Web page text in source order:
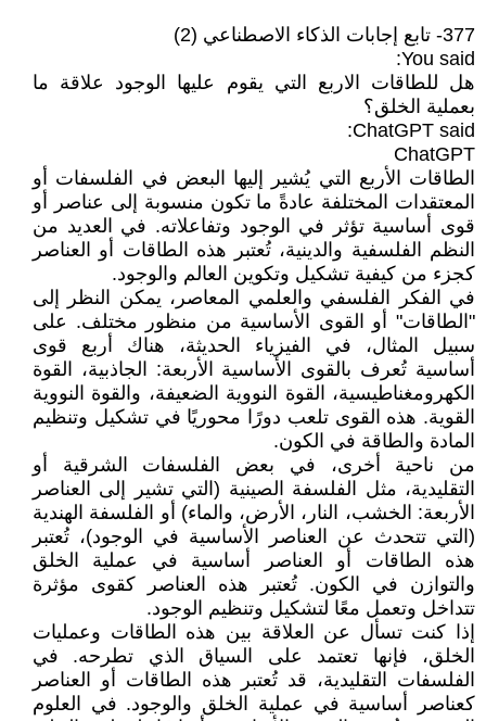
377- تابع إجابات الذكاء الاصطناعي (2)
You said:
هل للطاقات الاربع التي يقوم عليها الوجود علاقة ما
بعملية الخلق؟
ChatGPT said:
ChatGPT
الطاقات الأربع التي يُشير إليها البعض في الفلسفات أو
المعتقدات المختلفة عادةً ما تكون منسوبة إلى عناصر أو
قوى أساسية تؤثر في الوجود وتفاعلاته. في العديد من
النظم الفلسفية والدينية، تُعتبر هذه الطاقات أو العناصر
كجزء من كيفية تشكيل وتكوين العالم والوجود.
في الفكر الفلسفي والعلمي المعاصر، يمكن النظر إلى
"الطاقات" أو القوى الأساسية من منظور مختلف. على
سبيل المثال، في الفيزياء الحديثة، هناك أربع قوى
أساسية تُعرف بالقوى الأساسية الأربعة: الجاذبية، القوة
الكهرومغناطيسية، القوة النووية الضعيفة، والقوة النووية
القوية. هذه القوى تلعب دورًا محوريًا في تشكيل وتنظيم
المادة والطاقة في الكون.
من ناحية أخرى، في بعض الفلسفات الشرقية أو
التقليدية، مثل الفلسفة الصينية (التي تشير إلى العناصر
الأربعة: الخشب، النار، الأرض، والماء) أو الفلسفة الهندية
(التي تتحدث عن العناصر الأساسية في الوجود)، تُعتبر
هذه الطاقات أو العناصر أساسية في عملية الخلق
والتوازن في الكون. تُعتبر هذه العناصر كقوى مؤثرة
تتداخل وتعمل معًا لتشكيل وتنظيم الوجود.
إذا كنت تسأل عن العلاقة بين هذه الطاقات وعمليات
الخلق، فإنها تعتمد على السياق الذي تطرحه. في
الفلسفات التقليدية، قد تُعتبر هذه الطاقات أو العناصر
كعناصر أساسية في عملية الخلق والوجود. في العلوم